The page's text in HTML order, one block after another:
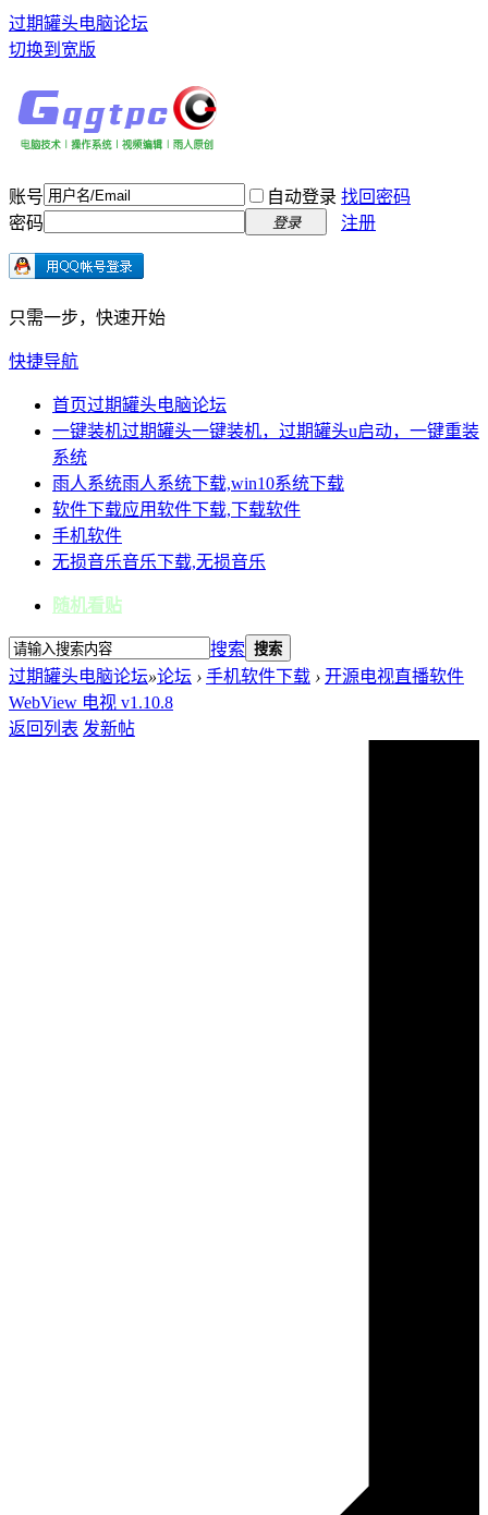
过期罐头电脑论坛
切换到宽版
账号 自动登录 找回密码
密码
登录 注册
只需一步，快速开始
快捷导航
首页过期罐头电脑论坛
一键装机过期罐头一键装机，过期罐头u启动，一键重装
系统
雨人系统雨人系统下载,win10系统下载
软件下载应用软件下载,下载软件
手机软件
无损音乐音乐下载,无损音乐
随机看贴
搜索 搜索
过期罐头电脑论坛»论坛 › 手机软件下载 › 开源电视直播软件
WebView 电视 v1.10.8
返回列表 发新帖